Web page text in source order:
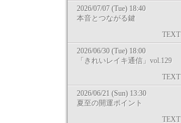
2026/07/07 (Tue) 18:40
本音とつながる鍵
TEXT
2026/06/30 (Tue) 18:00
「きれいレイキ通信」vol.129
TEXT
2026/06/21 (Sun) 13:30
夏至の開運ポイント
TEXT